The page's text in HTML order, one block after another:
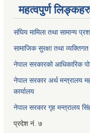
महत्वपुर्ण
संघिय मामिला तथा सामान्य
सामाजिक सुरक्षा तथा व्यक्तिगत
नेपाल सरकारको आधिकारिक
नेपाल सरकार अर्थ मन्त्रालय
कार्यालय
नेपाल सरकार गृह मन्त्रालय
प्रदेश नं. ७